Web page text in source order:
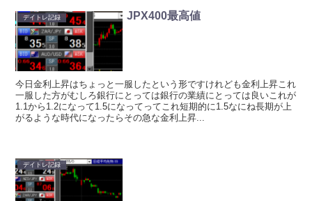
デイトレ記録 JPX400最高値
今日金利上昇はちょっと一服したという形ですけれども金利上昇これ
一服した方がむしろ銀行にとっては銀行の業績にとっては良いこれが
1.1から1.2になって1.5になってってこれ短期的に1.5なにね長期が上
がるような時代になったらその急な金利上昇...
デイトレ記録